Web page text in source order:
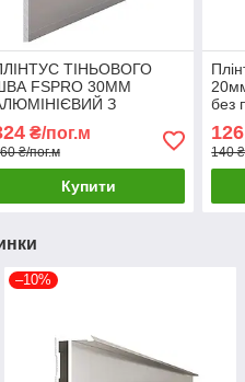
ТІНЬОВОГО
FSPRO 30ММ
З
ПІД LED-
2,5М БЕЗ
(F1.3028L12)
₴/пог.м
₴/пог.м
Купити
без
126
140
–10%